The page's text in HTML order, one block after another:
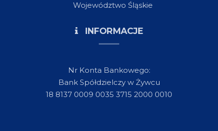
Województwo Śląskie
INFORMACJE
Nr Konta Bankowego:
Bank Spółdzielczy w Żywcu
18 8137 0009 0035 3715 2000 0010